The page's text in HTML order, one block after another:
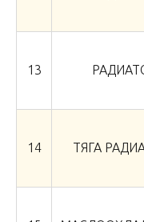
13
14 ТЯГА